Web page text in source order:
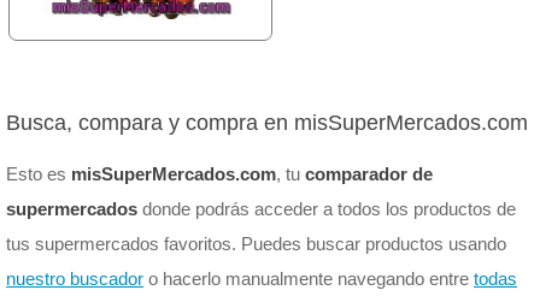
Busca, compara y compra en misSuperMercados.com
Esto es misSuperMercados.com, tu comparador de
supermercados donde podrás acceder a todos los productos de
tus supermercados favoritos. Puedes buscar productos usando
nuestro buscador o hacerlo manualmente navegando entre todas